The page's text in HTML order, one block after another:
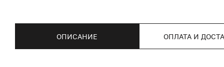
ОПИСАНИЕ ОПЛАТА И